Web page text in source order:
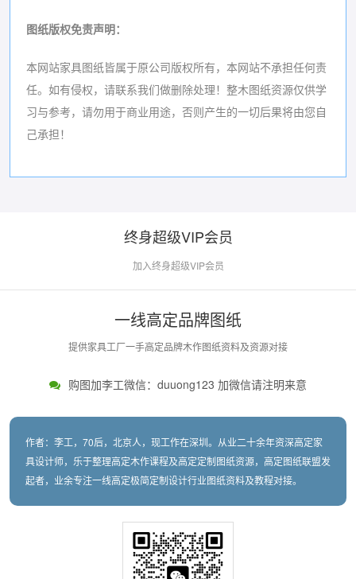
图纸版权免责声明：
本网站家具图纸皆属于原公司版权所有，本网站不承担任何责
任。如有侵权，请联系我们做删除处理！ 整木图纸资源仅供学
习与参考，请勿用于商业用途，否则产生的一切后果将由您自
己承担！
终身超级VIP会员
加入终身超级VIP会员
一线高定品牌图纸
提供家具工厂一手高定品牌木作图纸资料及资源对接
购图加李工微信：duuong123 加微信请注明来意
作者：李工，70后，北京人，现工作在深圳。从业二十余年资深高定家
具设计师，乐于整理高定木作课程及高定定制图纸资源，高定图纸联盟发
起者，业余专注一线高定极简定制设计行业图纸资料及教程对接。